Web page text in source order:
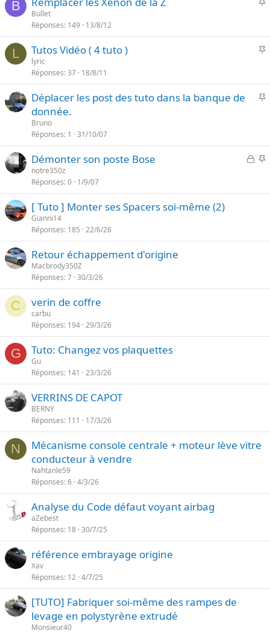
tr
t
B
o
r
t
Bullet
Réponses 149 13/8/12
L
I
o
r
t
e
Tutos Vidéo ( 4 tuto )
lyric
Réponses 37 18/8/11
I
r
t
t
Déplacer les post des tuto dans la banque de
donnée.
Bruno
Réponses 1 31/10/07
F
m
I
o
Démonter son poste Bose
notre350z
Réponses 0 1/9/07
[ Tuto ] Monter ses Spacers soi-même (2)
Gianni14
Réponses 185 22/6/26
Retour échappement d'origine
Macbrody350Z
Réponses 7 30/3/26
C verin de coffre
carbu
Réponses 194 29/3/26
G Tuto: Changez vos plaquettes
Gu
Réponses 141 23/3/26
VERRINS DE CAPOT
BERNY
Réponses 111 17/3/26
N
Mécanisme console centrale + moteur lève vitre
conducteur à vendre
Nahtanle59
Réponses 6 4/3/26
Analyse du Code défaut voyant airbag
aZebest
Réponses 18 30/7/25
référence embrayage origine
Xav
Réponses 12 4/7/25
[TUTO] Fabriquer soi-même des rampes de
levage en polystyrène extrudé
Monsieur40